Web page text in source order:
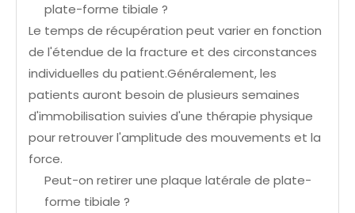
plate-forme tibiale ?
Le temps de récupération peut varier en fonction
de l'étendue de la fracture et des circonstances
individuelles du patient.Généralement, les
patients auront besoin de plusieurs semaines
d'immobilisation suivies d'une thérapie physique
pour retrouver l'amplitude des mouvements et la
force.
Peut-on retirer une plaque latérale de plate-
forme tibiale ?